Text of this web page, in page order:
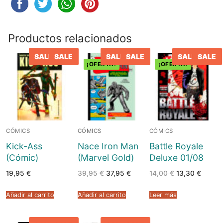
Productos relacionados
CÓMICS
SALE SALE
Kick-Ass
(Cómic)
19,95 €
Añadir al carrito
¡OFERTA!
CÓMICS
SALE SALE
Nace Iron Man
(Marvel Gold)
39,95€ El
precio
era:
39,95 €.
37,95 €El
37,95 €.
Añadir al carrito
¡OFERTA!
CÓMICS
SALE SALE
Battle Royale
Deluxe 01/08
14,00€ El
precio
era:
14,00 €.
13,30 €El
Leer más